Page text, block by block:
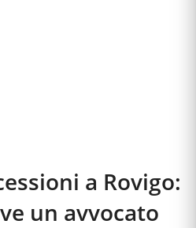
a Rovigo:
un avvocato